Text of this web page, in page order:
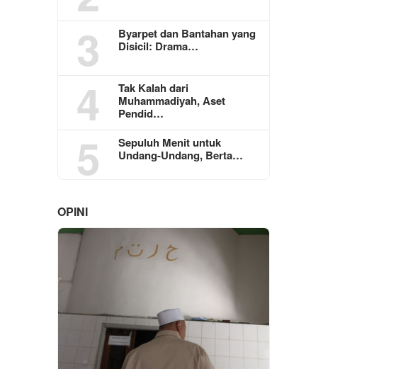
3
Byarpet dan Bantahan yang
Disicil: Drama…
4
Tak Kalah dari
Muhammadiyah, Aset
Pendid…
5
Sepuluh Menit untuk
Undang-Undang, Berta…
OPINI